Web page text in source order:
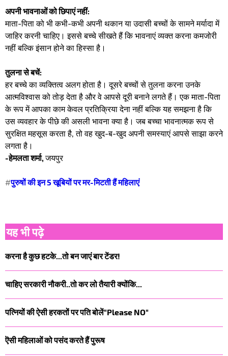
अपनी भावनाओं को छिपाएं नहीं:
माता-पिता को भी कभी-कभी अपनी थकान या उदासी बच्चों के सामने मर्यादा में
जाहिर करनी चाहिए। इससे बच्चे सीखते हैं कि भावनाएं व्यक्त करना कमजोरी
नहीं बल्कि इंसान होने का हिस्सा है।
तुलना से बचें:
हर बच्चे का व्यक्तित्व अलग होता है। दूसरे बच्चों से तुलना करना उनके
आत्मविश्वास को तोड़ देता है और वे आपसे दूरी बनाने लगते हैं। एक माता-पिता
के रूप में आपका काम केवल प्रतिक्रिया देना नहीं बल्कि यह समझना है कि
उस व्यवहार के पीछे की असली भावना क्या है। जब बच्चा भावनात्मक रूप से
सुरक्षित महसूस करता है, तो वह खुद-ब-खुद अपनी समस्याएं आपसे साझा करने
लगता है।
-हेमलता शर्मा,जयपुर
#पुरुषों की इन 5 खूबियों पर मर-मिटती हैं महिलाएं
यह भी पढ़े
करना है कुछ हटके...तो बन जाएं बार टेंडर!
चाहिए सरकारी नौकरी..तो कर लो तैयारी क्योंकि...
पत्नियों की ऐसी हरकतों पर पति बोलें"Please NO"
ऎसी महिलाओं को पसंद करते हैं पुरूष